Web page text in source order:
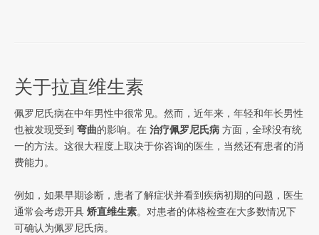
关于拉直维生素
佩罗尼氏病在中年男性中很常见。然而，近年来，年轻和年长男性
也被发现受到 弯曲的影响。在 治疗佩罗尼氏病 方面，全球没有统
一的方法。这很大程度上取决于你咨询的医生，当然还有患者的消
费能力。
例如，如果早期诊断，患者了解症状并看到疾病初期的问题，医生
通常会考虑开具 矫直维生素。对患者的体格检查在大多数情况下
可确认为佩罗尼氏病。